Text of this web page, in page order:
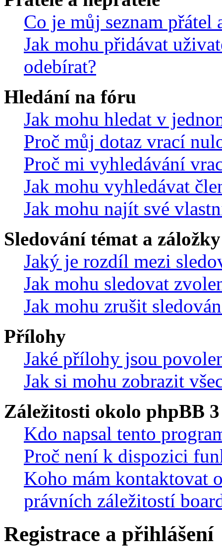
Co je můj seznam přátel
Jak mohu přidávat
odebírat?
Hledání na fóru
Jak mohu hledat v
Proč můj dotaz vrací
Proč mi vyhledávání
Jak mohu vyhledávat
Jak mohu najít své
Sledování témat a záložky
Jaký je rozdíl mezi
Jak mohu sledovat
Jak mohu zrušit
Přílohy
Jaké přílohy jsou
Jak si mohu zobrazit
Záležitosti okolo phpBB 3
Kdo napsal tento
Proč není k dispozici
Koho mám kontaktovat
právních záležitostí
Registrace a přihlášení